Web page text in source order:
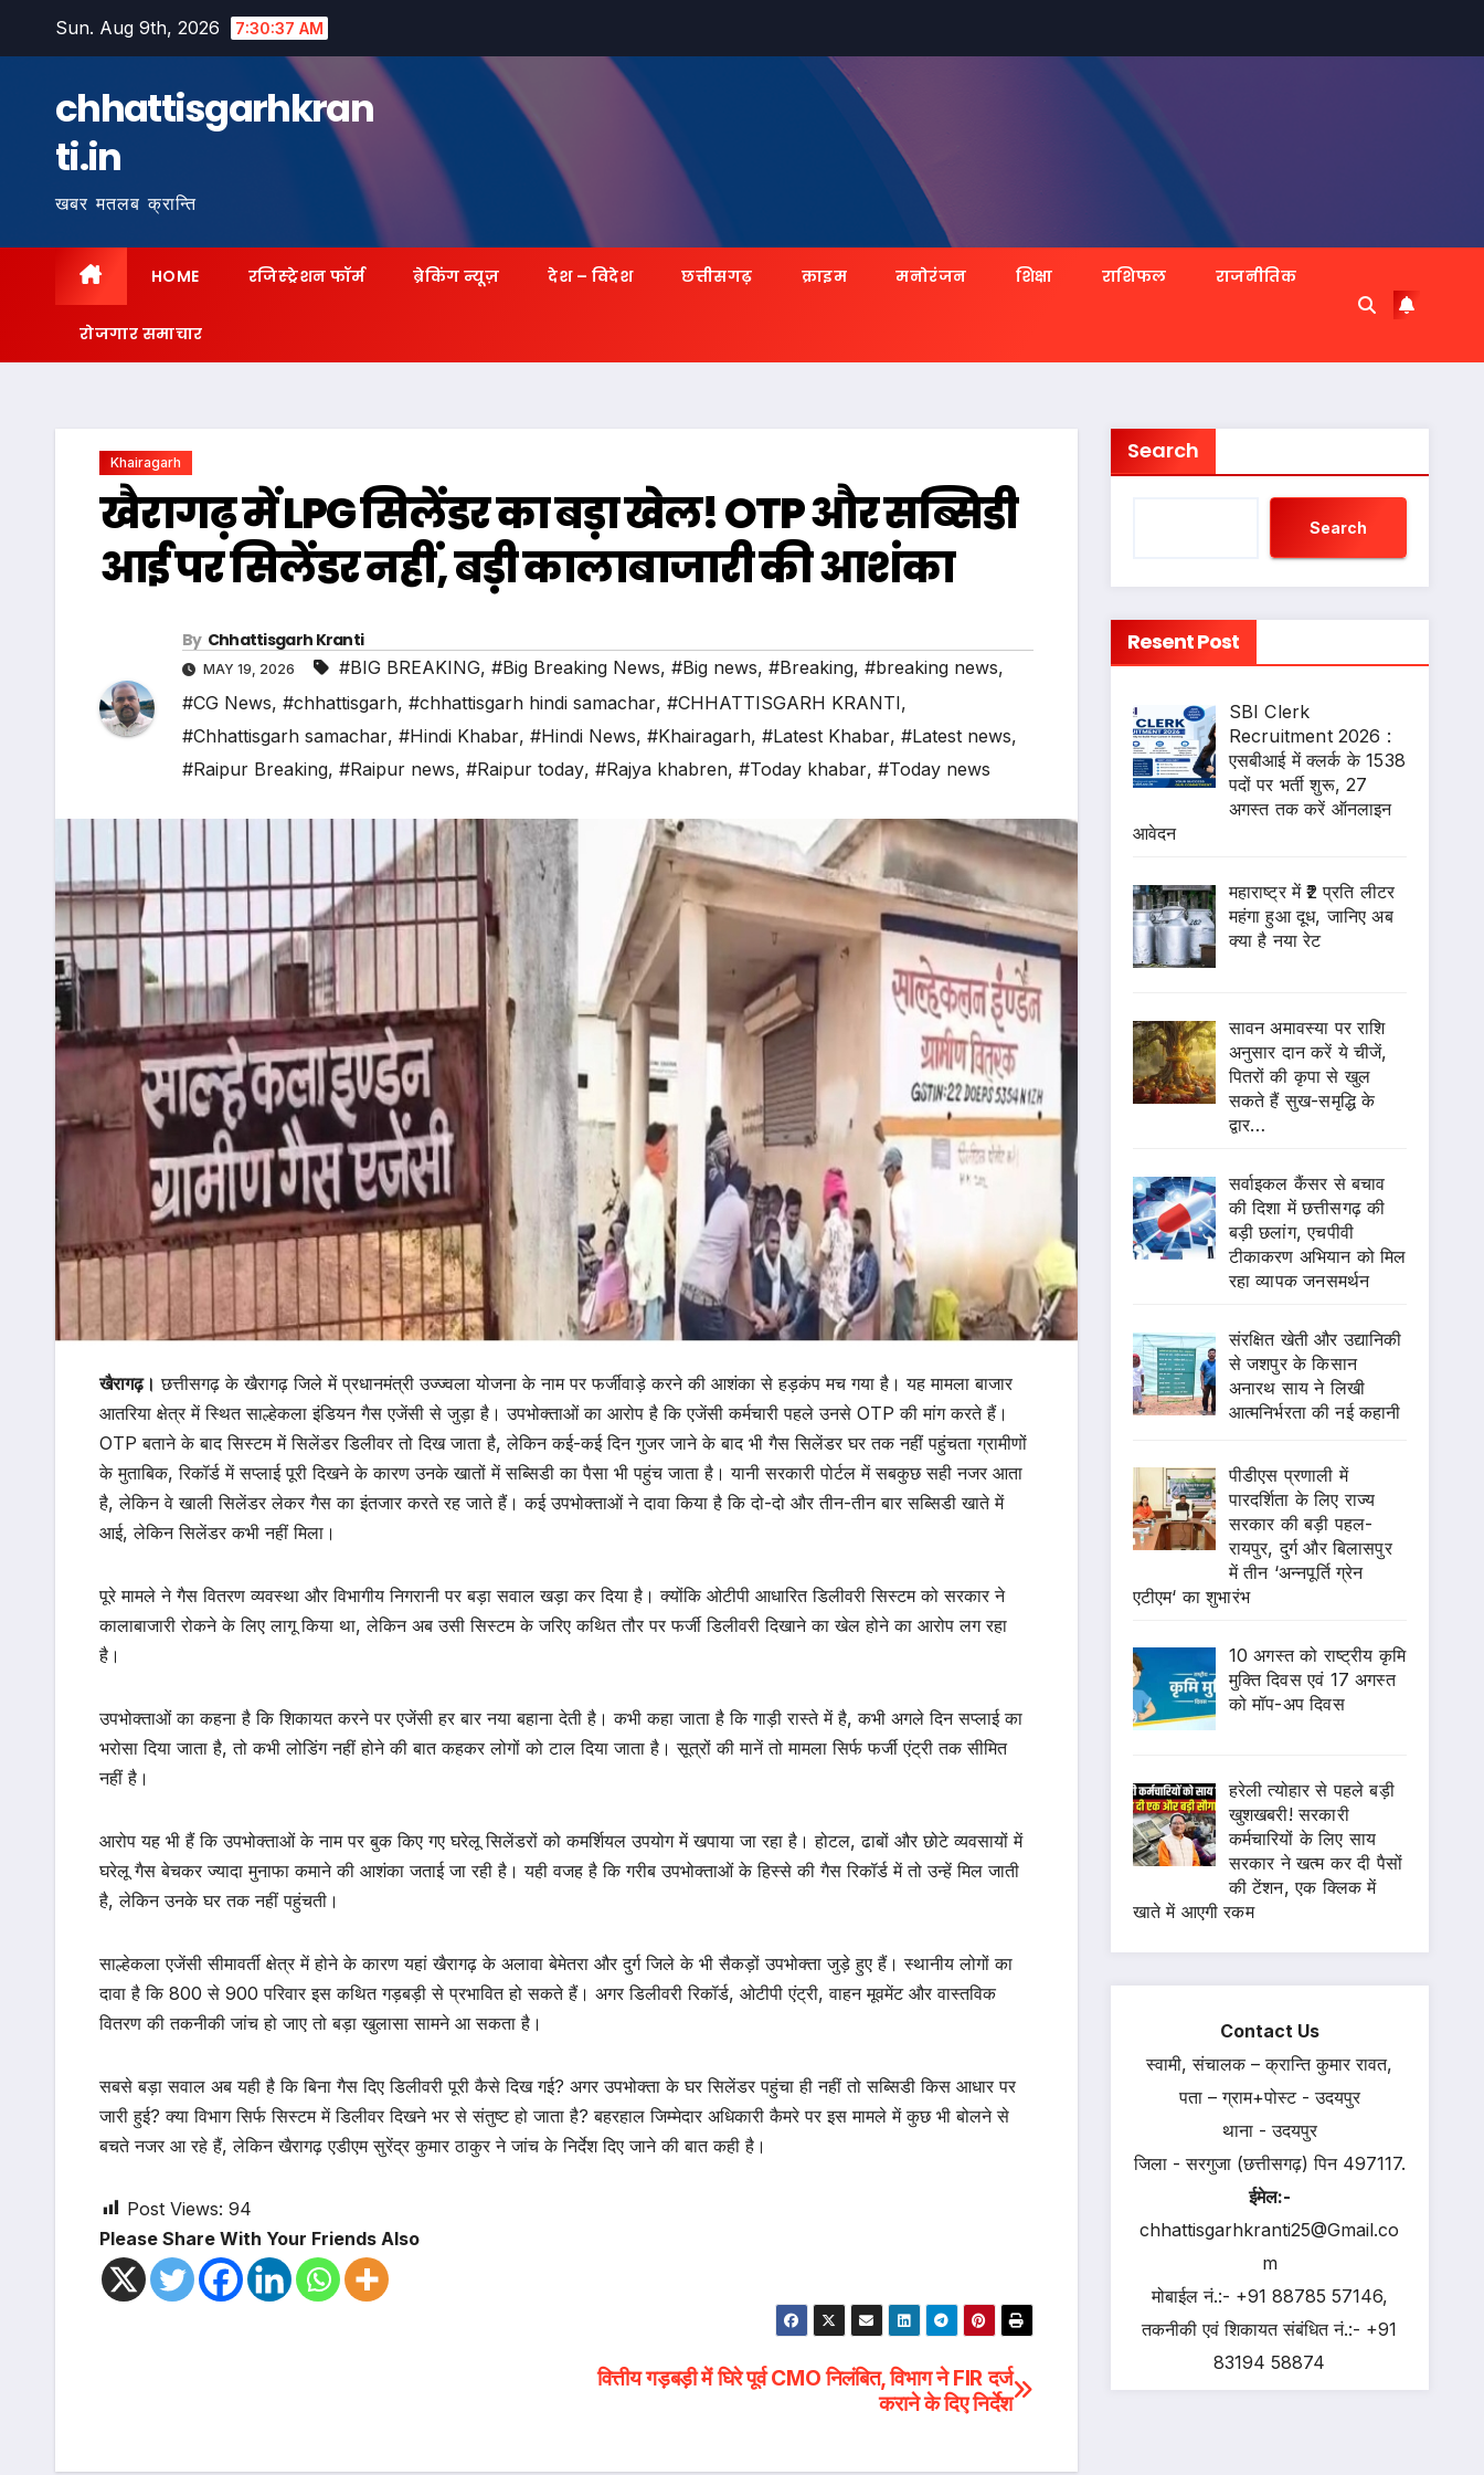
Sun. Aug 9th, 2026 7:30:38 AM
chhattisgarhkran
ti.in
खबर मतलब क्रान्ति
HOME रजिस्ट्रेशन फॉर्म ब्रेकिंग न्यूज़ देश – विदेश छत्तीसगढ़ क्राइम मनोरंजन शिक्षा राशिफल राजनीतिक
रोजगार समाचार
Khairagarh
खैरागढ़ में LPG सिलेंडर का बड़ा खेल! OTP और सब्सिडी
आई पर सिलेंडर नहीं, बड़ी कालाबाजारी की आशंका
By Chhattisgarh Kranti
MAY 19, 2026 #BIG BREAKING, #Big Breaking News, #Big news, #Breaking, #breaking news,
#CG News, #chhattisgarh, #chhattisgarh hindi samachar, #CHHATTISGARH KRANTI,
#Chhattisgarh samachar, #Hindi Khabar, #Hindi News, #Khairagarh, #Latest Khabar, #Latest news,
#Raipur Breaking, #Raipur news, #Raipur today, #Rajya khabren, #Today khabar, #Today news
खैरागढ़। छत्तीसगढ़ के खैरागढ़ जिले में प्रधानमंत्री उज्ज्वला योजना के नाम पर फर्जीवाड़े करने की आशंका से हड़कंप मच गया है। यह मामला बाजार
आतरिया क्षेत्र में स्थित साल्हेकला इंडियन गैस एजेंसी से जुड़ा है। उपभोक्ताओं का आरोप है कि एजेंसी कर्मचारी पहले उनसे OTP की मांग करते हैं।
OTP बताने के बाद सिस्टम में सिलेंडर डिलीवर तो दिख जाता है, लेकिन कई-कई दिन गुजर जाने के बाद भी गैस सिलेंडर घर तक नहीं पहुंचता ग्रामीणों
के मुताबिक, रिकॉर्ड में सप्लाई पूरी दिखने के कारण उनके खातों में सब्सिडी का पैसा भी पहुंच जाता है। यानी सरकारी पोर्टल में सबकुछ सही नजर आता
है, लेकिन वे खाली सिलेंडर लेकर गैस का इंतजार करते रह जाते हैं। कई उपभोक्ताओं ने दावा किया है कि दो-दो और तीन-तीन बार सब्सिडी खाते में
आई, लेकिन सिलेंडर कभी नहीं मिला।
पूरे मामले ने गैस वितरण व्यवस्था और विभागीय निगरानी पर बड़ा सवाल खड़ा कर दिया है। क्योंकि ओटीपी आधारित डिलीवरी सिस्टम को सरकार ने
कालाबाजारी रोकने के लिए लागू किया था, लेकिन अब उसी सिस्टम के जरिए कथित तौर पर फर्जी डिलीवरी दिखाने का खेल होने का आरोप लग रहा
है।
उपभोक्ताओं का कहना है कि शिकायत करने पर एजेंसी हर बार नया बहाना देती है। कभी कहा जाता है कि गाड़ी रास्ते में है, कभी अगले दिन सप्लाई का
भरोसा दिया जाता है, तो कभी लोडिंग नहीं होने की बात कहकर लोगों को टाल दिया जाता है। सूत्रों की मानें तो मामला सिर्फ फर्जी एंट्री तक सीमित
नहीं है।
आरोप यह भी हैं कि उपभोक्ताओं के नाम पर बुक किए गए घरेलू सिलेंडरों को कमर्शियल उपयोग में खपाया जा रहा है। होटल, ढाबों और छोटे व्यवसायों में
घरेलू गैस बेचकर ज्यादा मुनाफा कमाने की आशंका जताई जा रही है। यही वजह है कि गरीब उपभोक्ताओं के हिस्से की गैस रिकॉर्ड में तो उन्हें मिल जाती
है, लेकिन उनके घर तक नहीं पहुंचती।
साल्हेकला एजेंसी सीमावर्ती क्षेत्र में होने के कारण यहां खैरागढ़ के अलावा बेमेतरा और दुर्ग जिले के भी सैकड़ों उपभोक्ता जुड़े हुए हैं। स्थानीय लोगों का
दावा है कि 800 से 900 परिवार इस कथित गड़बड़ी से प्रभावित हो सकते हैं। अगर डिलीवरी रिकॉर्ड, ओटीपी एंट्री, वाहन मूवमेंट और वास्तविक
वितरण की तकनीकी जांच हो जाए तो बड़ा खुलासा सामने आ सकता है।
सबसे बड़ा सवाल अब यही है कि बिना गैस दिए डिलीवरी पूरी कैसे दिख गई? अगर उपभोक्ता के घर सिलेंडर पहुंचा ही नहीं तो सब्सिडी किस आधार पर
जारी हुई? क्या विभाग सिर्फ सिस्टम में डिलीवर दिखने भर से संतुष्ट हो जाता है? बहरहाल जिम्मेदार अधिकारी कैमरे पर इस मामले में कुछ भी बोलने से
बचते नजर आ रहे हैं, लेकिन खैरागढ़ एडीएम सुरेंद्र कुमार ठाकुर ने जांच के निर्देश दिए जाने की बात कही है।
Post Views: 94
Please Share With Your Friends Also
वित्तीय गड़बड़ी में घिरे पूर्व CMO निलंबित, विभाग ने FIR दर्ज
कराने के दिए निर्देश
Search
Search
Resent Post
SBI Clerk
Recruitment 2026 :
एसबीआई में क्लर्क के 1538
पदों पर भर्ती शुरू, 27
अगस्त तक करें ऑनलाइन
आवेदन
महाराष्ट्र में ₹2 प्रति लीटर
महंगा हुआ दूध, जानिए अब
क्या है नया रेट
सावन अमावस्या पर राशि
अनुसार दान करें ये चीजें,
पितरों की कृपा से खुल
सकते हैं सुख-समृद्धि के
द्वार…
सर्वाइकल कैंसर से बचाव
की दिशा में छत्तीसगढ़ की
बड़ी छलांग, एचपीवी
टीकाकरण अभियान को मिल
रहा व्यापक जनसमर्थन
संरक्षित खेती और उद्यानिकी
से जशपुर के किसान
अनारथ साय ने लिखी
आत्मनिर्भरता की नई कहानी
पीडीएस प्रणाली में
पारदर्शिता के लिए राज्य
सरकार की बड़ी पहल-
रायपुर, दुर्ग और बिलासपुर
में तीन ‘अन्नपूर्ति ग्रेन
एटीएम‘ का शुभारंभ
10 अगस्त को राष्ट्रीय कृमि
मुक्ति दिवस एवं 17 अगस्त
को मॉप-अप दिवस
हरेली त्योहार से पहले बड़ी
खुशखबरी! सरकारी
कर्मचारियों के लिए साय
सरकार ने खत्म कर दी पैसों
की टेंशन, एक क्लिक में
खाते में आएगी रकम
Contact Us
स्वामी, संचालक – क्रान्ति कुमार रावत,
पता – ग्राम+पोस्ट - उदयपुर
थाना - उदयपुर
जिला - सरगुजा (छत्तीसगढ़) पिन 497117.
ईमेल:-
chhattisgarhkranti25@Gmail.co
m
मोबाईल नं.:- +91 88785 57146,
तकनीकी एवं शिकायत संबंधित नं.:- +91
83194 58874